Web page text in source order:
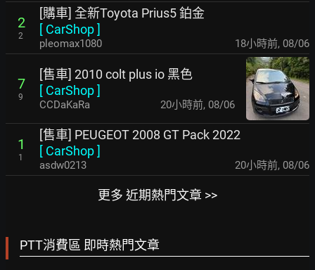
2
2
[購車] 全新Toyota Prius5 鉑金
[ CarShop]
pleomax1080 18小時前, 08/06
7
9
[售車] 2010 colt plus io 黑色
[ CarShop]
CCDaKaRa 20小時前, 08/06
1
1
[售車] PEUGEOT 2008 GT Pack 2022
[ CarShop]
asdw0213 20小時前, 08/06
更多 近期熱門文章 >>
PTT消費區 即時熱門文章